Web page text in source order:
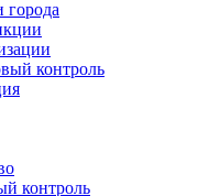
города
контроль
контроль